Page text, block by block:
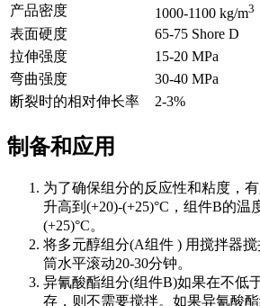
产品密度
1000-1100 kg/m3
表面硬度
65-75 Shore D
拉伸强度
15-20 MPa
弯曲强度
30-40 MPa
断裂时的相对伸长率
2-3%
制备和应用
为了确保组分的反应性和粘度，
升高到(+20)-(+25)°C，组件B的温
(+25)°C。
将多元醇组分(A组件 ) 用搅拌器
筒水平滚动20-30分钟。
异氰酸酯组分(组件B)如果在不低
存，则不需要搅拌。如果异氰酸